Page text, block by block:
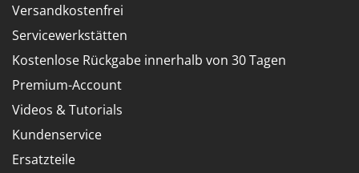
Versandkostenfrei
Servicewerkstätten
Kostenlose Rückgabe innerhalb von 30 Tagen
Premium-Account
Videos & Tutorials
Kundenservice
Ersatzteile